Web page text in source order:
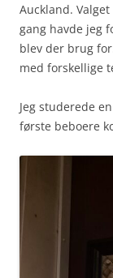
Auckland.
gang havde jeg
blev der brug
med forskellige
Jeg studerede
første beboere